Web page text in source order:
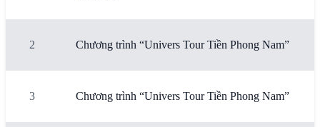
2 Chương trình “Univers Tour Tiền Phong Nam”
3 Chương trình “Univers Tour Tiền Phong Nam”